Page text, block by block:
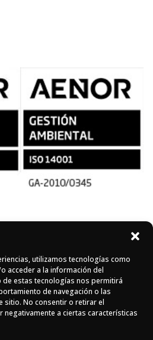
utilizamos tecnologías como
acceder a la información del
estas tecnologías nos permitirá
de navegación o las
sitio. No consentir o retirar el
negativamente a ciertas características